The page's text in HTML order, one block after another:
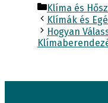
Kategória
Klíma és
Klímák és
Hogyan